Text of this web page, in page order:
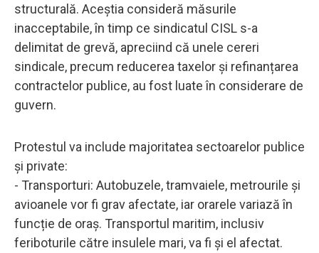
structurală. Aceștia consideră măsurile
inacceptabile, în timp ce sindicatul CISL s-a
delimitat de grevă, apreciind că unele cereri
sindicale, precum reducerea taxelor și refinanțarea
contractelor publice, au fost luate în considerare de
guvern.
Protestul va include majoritatea sectoarelor publice
și private:
- Transporturi: Autobuzele, tramvaiele, metrourile și
avioanele vor fi grav afectate, iar orarele variază în
funcție de oraș. Transportul maritim, inclusiv
feriboturile către insulele mari, va fi și el afectat.